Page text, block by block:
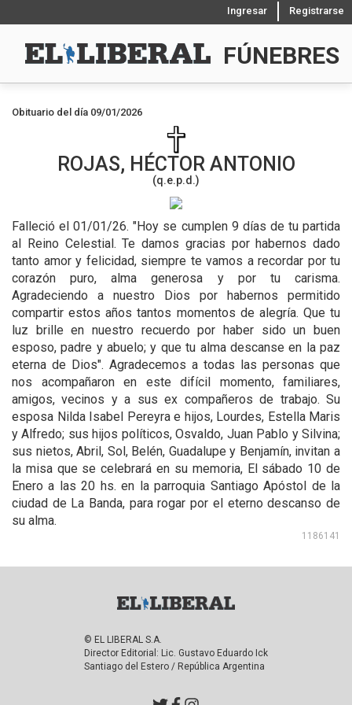
Ingresar Registrarse
FÚNEBRES
Obituario del día 09/01/2026
ROJAS, HÉCTOR ANTONIO
(q.e.p.d.)
Falleció el 01/01/26. "Hoy se cumplen 9 días de tu partida
al Reino Celestial. Te damos gracias por habernos dado
tanto amor y felicidad, siempre te vamos a recordar por tu
corazón puro, alma generosa y por tu carisma.
Agradeciendo a nuestro Dios por habernos permitido
compartir estos años tantos momentos de alegría. Que tu
luz brille en nuestro recuerdo por haber sido un buen
esposo, padre y abuelo; y que tu alma descanse en la paz
eterna de Dios". Agradecemos a todas las personas que
nos acompañaron en este difícil momento, familiares,
amigos, vecinos y a sus ex compañeros de trabajo. Su
esposa Nilda Isabel Pereyra e hijos, Lourdes, Estella Maris
y Alfredo; sus hijos políticos, Osvaldo, Juan Pablo y Silvina;
sus nietos, Abril, Sol, Belén, Guadalupe y Benjamín, invitan a
la misa que se celebrará en su memoria, El sábado 10 de
Enero a las 20 hs. en la parroquia Santiago Apóstol de la
ciudad de La Banda, para rogar por el eterno descanso de
su alma.
1186141
© EL LIBERAL S.A.
Director Editorial: Lic. Gustavo Eduardo Ick
Santiago del Estero / República Argentina